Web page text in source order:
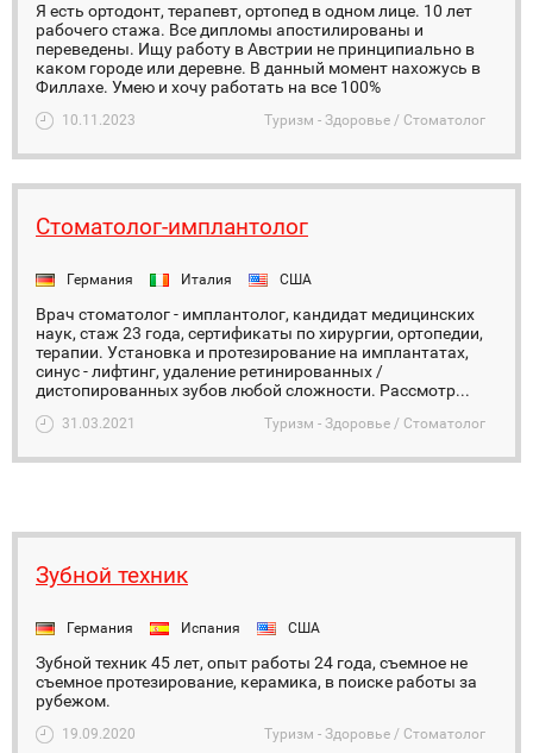
Я есть ортодонт, терапевт, ортопед в одном лице. 10 лет
рабочего стажа. Все дипломы апостилированы и
переведены. Ищу работу в Австрии не принципиально в
каком городе или деревне. В данный момент нахожусь в
Филлахе. Умею и хочу работать на все 100%
10.11.2023 Туризм - Здоровье / Стоматолог
Стоматолог-имплантолог
Германия Италия США
Врач стоматолог - имплантолог, кандидат медицинских
наук, стаж 23 года, сертификаты по хирургии, ортопедии,
терапии. Установка и протезирование на имплантатах,
синус - лифтинг, удаление ретинированных /
дистопированных зубов любой сложности. Рассмотр...
31.03.2021 Туризм - Здоровье / Стоматолог
Зубной техник
Германия Испания США
Зубной техник 45 лет, опыт работы 24 года, съемное не
съемное протезирование, керамика, в поиске работы за
рубежом.
19.09.2020 Туризм - Здоровье / Стоматолог